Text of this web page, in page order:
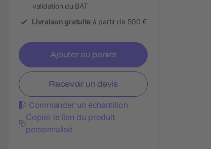
validation du BAT
Livraison gratuite à partir de 500 €
Ajouter au panier
Recevoir un devis
Commander un échantillon
Copier le lien du produit
personnalisé